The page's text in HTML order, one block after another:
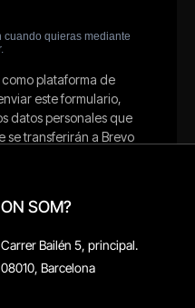
ON SOM?
Carrer Bailén 5, principal.
08010, Barcelona